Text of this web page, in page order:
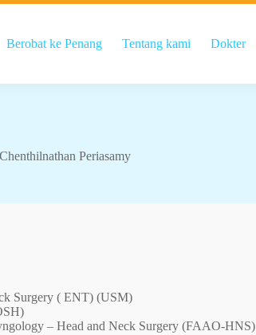
Berobat ke Penang Tentang kami Dokter
Periasamy
Surgery ( ENT) (USM)
– Head and Neck Surgery (FAAO-HNS)